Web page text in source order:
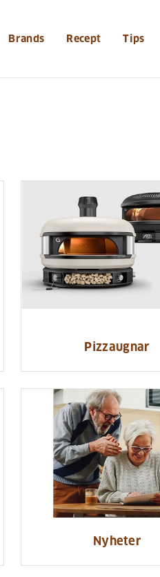
Brands Recept Tips
Pizzaugnar
Nyheter